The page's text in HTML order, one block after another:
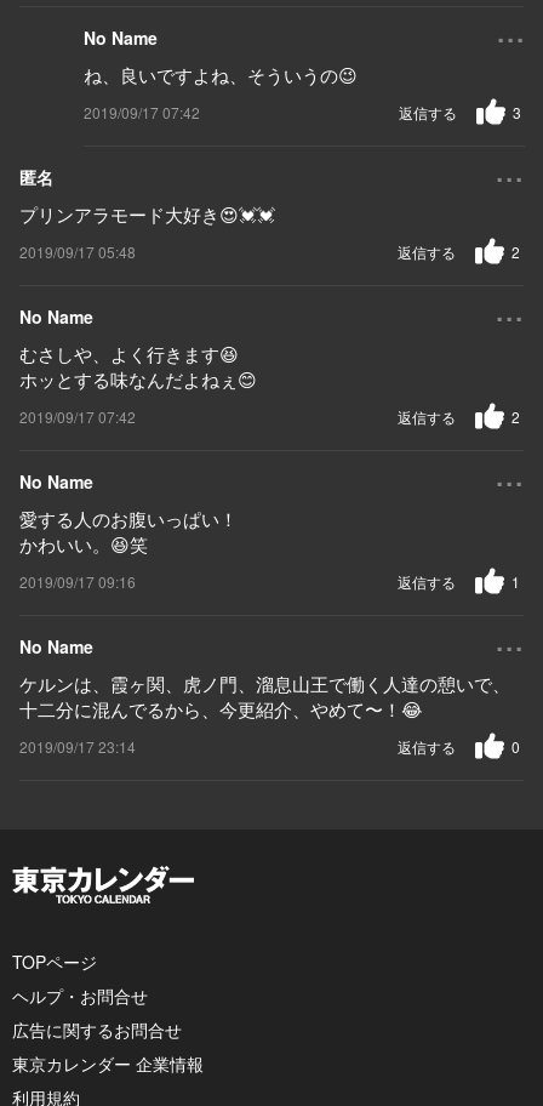
No Name ...
ね、良いですよね、そういうの😉
2019/09/17 07:42 3
返信する
匿名 ...
プリンアラモード大好き😍💓💓
2019/09/17 05:48 2
返信する
No Name ...
むさしや、よく行きます😆
ホッとする味なんだよねぇ😊
2019/09/17 07:42 2
返信する
No Name ...
愛する人のお腹いっぱい！
かわいい。😆笑
2019/09/17 09:16 1
返信する
No Name ...
ケルンは、霞ヶ関、虎ノ門、溜息山王で働く人達の憩いで、
十二分に混んでるから、今更紹介、やめて〜！😂
2019/09/17 23:14 0
返信する
TOPページ
ヘルプ・お問合せ
広告に関するお問合せ
東京カレンダー 企業情報
利用規約